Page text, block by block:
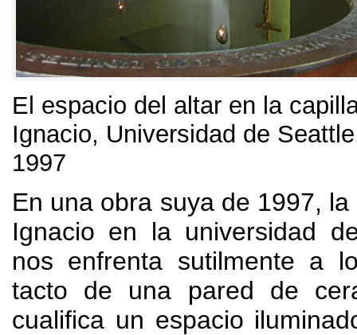
El espacio del altar en la
Ignacio, Universidad de Seattle
1997
En una obra suya de 1997, la
Ignacio en la universidad
nos enfrenta sutilmente a
tacto de una pared de
cualifica un espacio